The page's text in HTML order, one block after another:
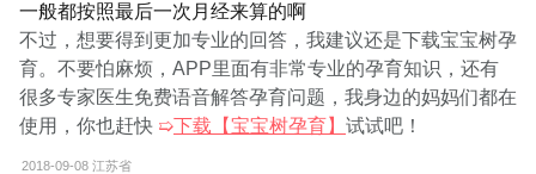
一般都按照最后一次月经来算的啊
不过，想要得到更加专业的回答，我建议还是下载宝宝树孕
育。不要怕麻烦，APP里面有非常专业的孕育知识，还有
很多专家医生免费语音解答孕育问题，我身边的妈妈们都在
使用，你也赶快 ➯下载【宝宝树孕育】 试试吧！
2018-09-08 江苏省